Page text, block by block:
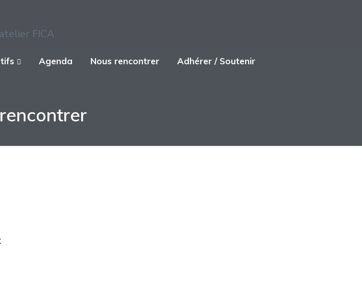
Agenda Nous rencontrer Adhérer / Soutenir